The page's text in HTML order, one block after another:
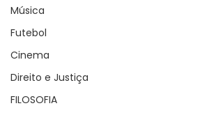
Música
Futebol
Cinema
Direito e Justiça
FILOSOFIA